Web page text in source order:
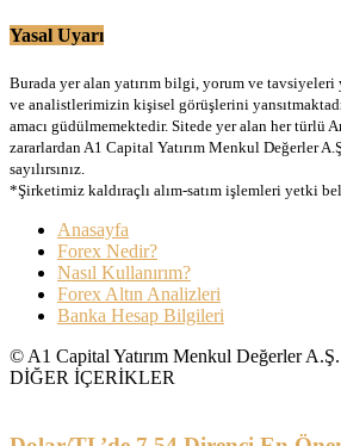
Yasal Uyarı
Burada yer alan yatırım bilgi, yorum ve tavsiyeleri
ve analistlerimizin kişisel görüşlerini
amacı güdülmemektedir. Sitede yer alan her
zararlardan A1 Capital Yatırım Menkul Değerler
sayılırsınız.
*Şirketimiz kaldıraçlı alım-satım işlemleri yetki
Anasayfa
Forex Nedir?
Nasıl Kullanırım?
Forex Altın Analizleri
Banka Hesap Bilgileri
© A1 Capital Yatırım Menkul Değerler A.Ş.
DİĞER İÇERİKLER